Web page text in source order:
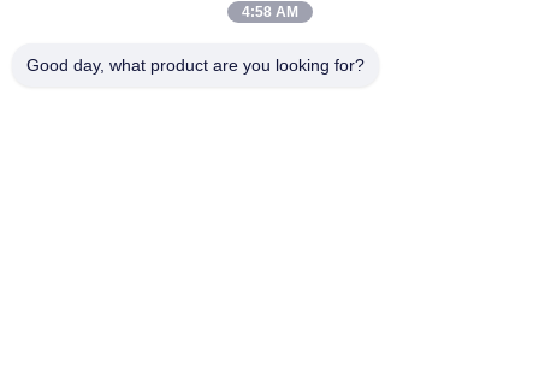
Machine de vulcanisation chaude 1.5KW 220V/380V de bande
4:58 AM
Good day, what product are you looking for?